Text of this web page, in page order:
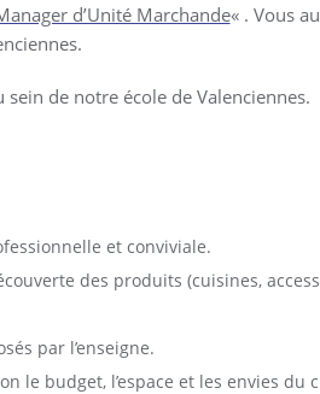
d’Unité Marchande« . Vous
de notre école de Valenciennes.
et conviviale.
des produits (cuisines,
par l’enseigne.
le budget, l’espace et les envies du